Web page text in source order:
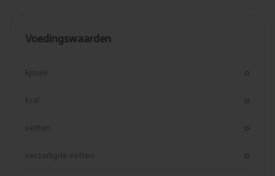
Voedingswaarden
kjoule 0
kcal 0
vetten 0
verzadigde vetten 0